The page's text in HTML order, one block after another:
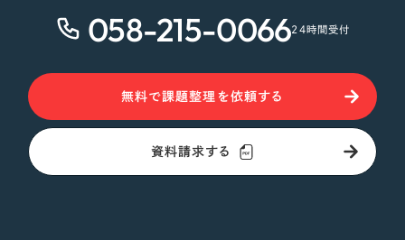
058-215-006624時間受付
無料で課題整理を依頼する
資料請求する